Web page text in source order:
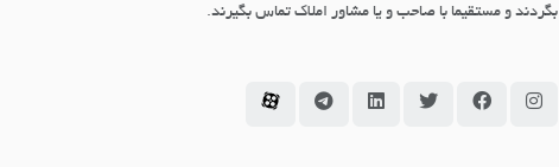
بگردند و مستقیما با صاحب و یا مشاور املاک تماس بگیرند.
سامانه جاما در اینستاگرام
سامانه جاما در فیسبوک
سامانه جاما در توئیتر
سامانه جاما در لینکداین
سامانه جاما در تلگرام
سامانه جاما در آپارات